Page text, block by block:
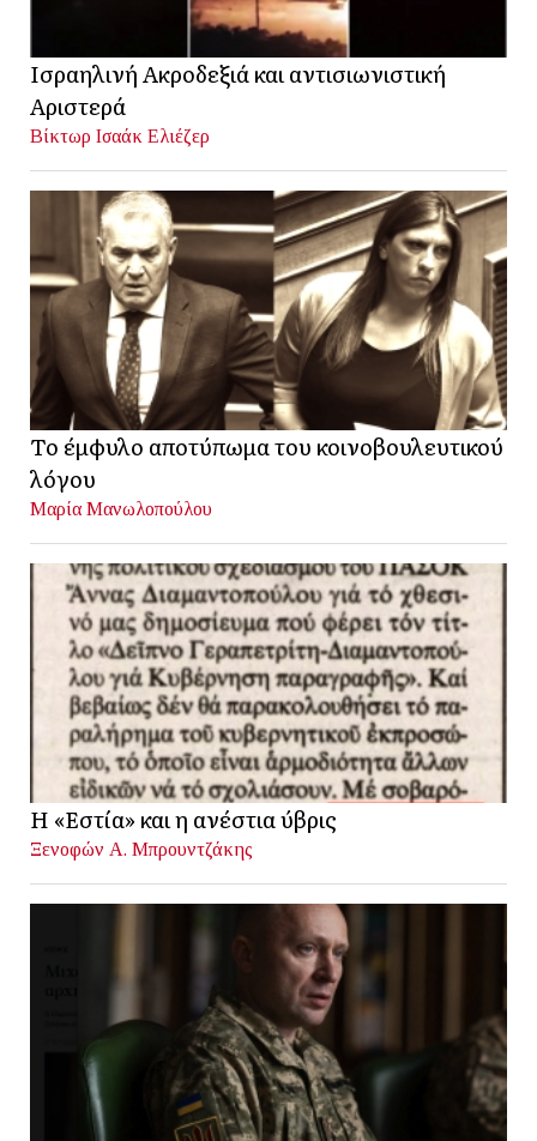
Ισραηλινή Ακροδεξιά και αντισιωνιστική
Αριστερά
Βίκτωρ Ισαάκ Ελιέζερ
Το έμφυλο αποτύπωμα του κοινοβουλευτικού
λόγου
Μαρία Μανωλοπούλου
Η «Εστία» και η ανέστια ύβρις
Ξενοφών Α. Μπρουντζάκης